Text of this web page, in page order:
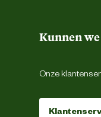
Kunnen
Onze